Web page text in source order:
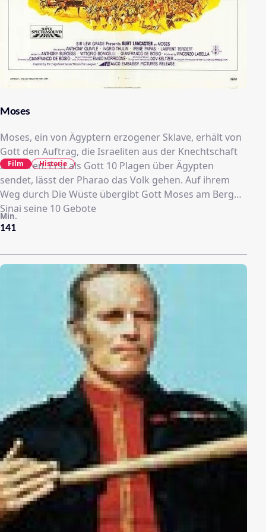
Moses
Moses, ein von Ägyptern erzogener Sklave, erhält von
Gott den Auftrag, die Israeliten aus der Knechtschaft
zu führen. Erst als Gott 10 Plagen über Ägypten
sendet, lässt der Pharao das Volk gehen. Auf ihrem
Weg durch Die Wüste übergibt Gott Moses am Berg
Sinai seine 10 Gebote
141
Min.
Film Historie